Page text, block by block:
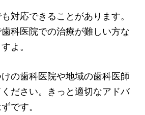
対応できることがあります。
科医院での治療が難しい方な
よ。
の歯科医院や地域の歯科医師
ださい。きっと適切なアドバ
です。